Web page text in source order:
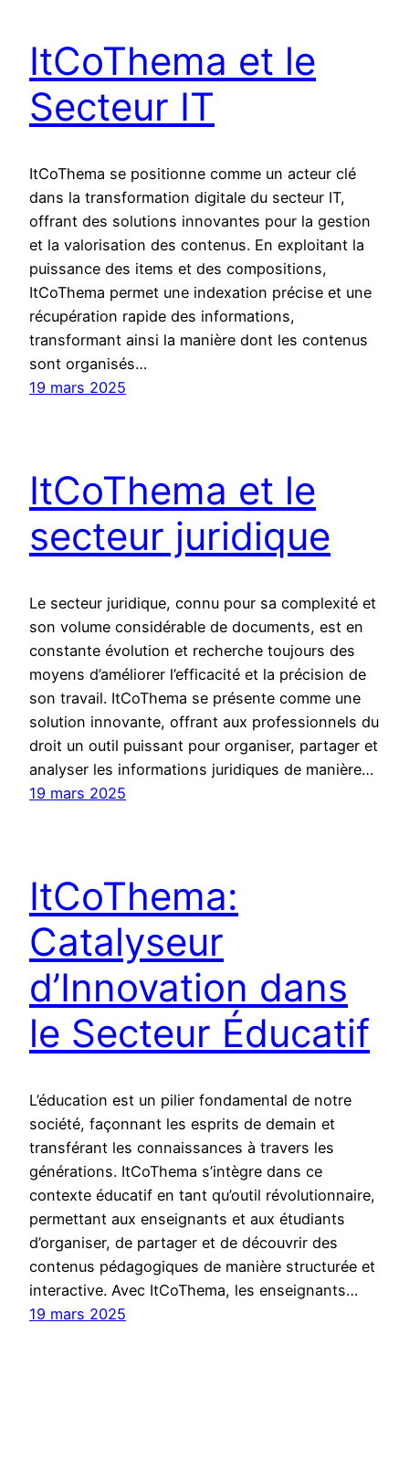
ItCoThema et le
Secteur IT
ItCoThema se positionne comme un acteur clé
dans la transformation digitale du secteur IT,
offrant des solutions innovantes pour la gestion
et la valorisation des contenus. En exploitant la
puissance des items et des compositions,
ItCoThema permet une indexation précise et une
récupération rapide des informations,
transformant ainsi la manière dont les contenus
sont organisés…
19 mars 2025
ItCoThema et le
secteur juridique
Le secteur juridique, connu pour sa complexité et
son volume considérable de documents, est en
constante évolution et recherche toujours des
moyens d’améliorer l’efficacité et la précision de
son travail. ItCoThema se présente comme une
solution innovante, offrant aux professionnels du
droit un outil puissant pour organiser, partager et
analyser les informations juridiques de manière…
19 mars 2025
ItCoThema:
Catalyseur
d’Innovation dans
le Secteur Éducatif
L’éducation est un pilier fondamental de notre
société, façonnant les esprits de demain et
transférant les connaissances à travers les
générations. ItCoThema s’intègre dans ce
contexte éducatif en tant qu’outil révolutionnaire,
permettant aux enseignants et aux étudiants
d’organiser, de partager et de découvrir des
contenus pédagogiques de manière structurée et
interactive. Avec ItCoThema, les enseignants…
19 mars 2025